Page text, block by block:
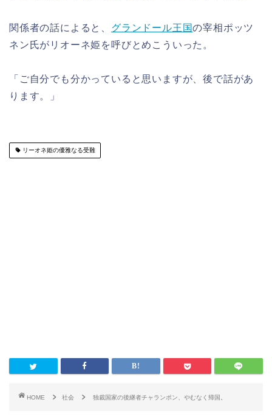
関係者の話によると、 グランドール王国の宰相ポッツ
ネン氏がリオーネ姫を呼びとめこういった。
「ご自分でも分かっていると思いますが、後で話があ
ります。」
リーオネ姫の優雅なる受難
HOME 社会 独裁国家の後継者チャランポン、やむなく帰国。